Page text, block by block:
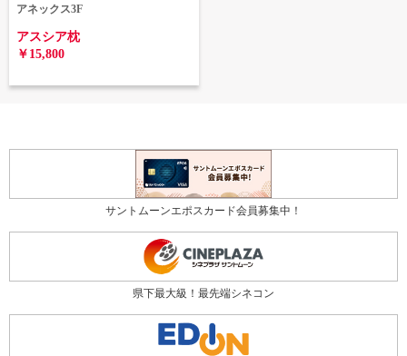
アネックス3F
アスシア枕
￥15,800
サントムーンエポスカード会員募集中！
県下最大級！最先端シネコン